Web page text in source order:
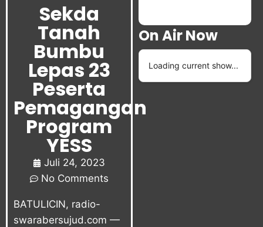
Sekda
Tanah
Bumbu
Lepas 23
Peserta
Pemagangan
Program
YESS
Juli 24, 2023
No Comments
BATULICIN, radio-
swarabersujud.com —
On Air Now
Loading current show...